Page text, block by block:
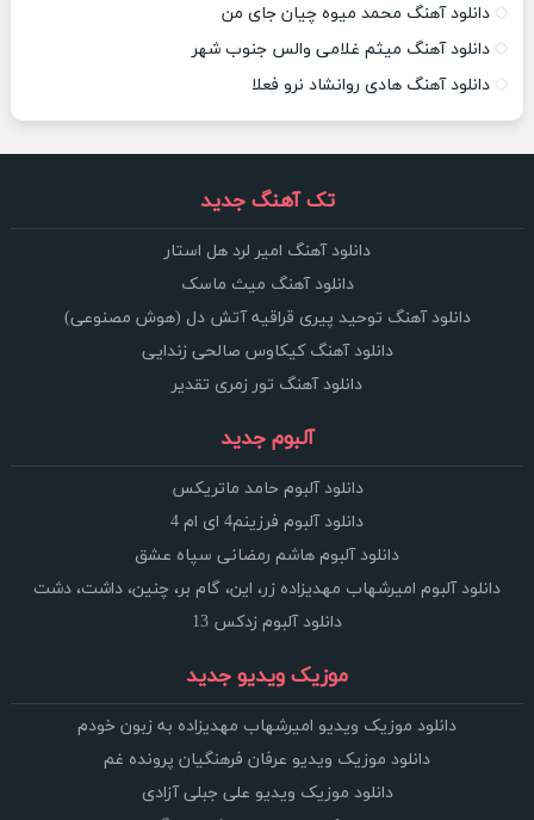
دانلود آهنگ محمد میوه چیان جای من
دانلود آهنگ میثم غلامی والس جنوب شهر
دانلود آهنگ هادی روانشاد نرو فعلا
تک آهنگ جدید
دانلود آهنگ امیر لرد هل استار
دانلود آهنگ میث ماسک
دانلود آهنگ توحید پیری قراقیه آتش دل (هوش مصنوعی)
دانلود آهنگ کیکاوس صالحی زندایی
دانلود آهنگ تور زمری تقدیر
آلبوم جدید
دانلود آلبوم حامد ماتریکس
دانلود آلبوم فرزینم4 ای ام 4
دانلود آلبوم هاشم رمضانی سپاه عشق
دانلود آلبوم امیرشهاب مهدیزاده زر، این، گام بر، چنین، داشت، دشت
دانلود آلبوم زدکس 13
موزیک ویدیو جدید
دانلود موزیک ویدیو امیرشهاب مهدیزاده به زبون خودم
دانلود موزیک ویدیو عرفان فرهنگیان پرونده غم
دانلود موزیک ویدیو علی جبلی آزادی